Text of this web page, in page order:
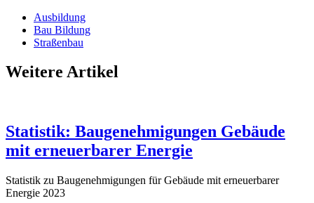
Ausbildung
Bau Bildung
Straßenbau
Weitere Artikel
Statistik: Baugenehmigungen Gebäude
mit erneuerbarer Energie
Statistik zu Baugenehmigungen für Gebäude mit erneuerbarer
Energie 2023